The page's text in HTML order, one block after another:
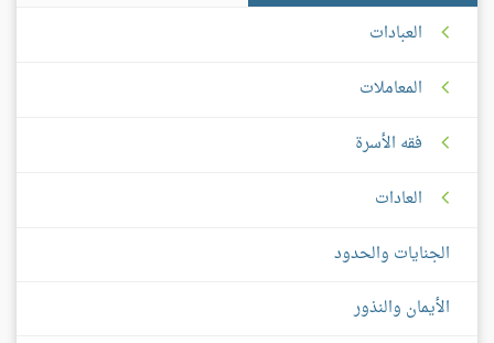
العبادات
المعاملات
فقه الأسرة
العادات
الجنايات والحدود
الأيمان والنذور